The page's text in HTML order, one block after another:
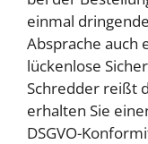
einmal
Absprache auch
lückenlose
Schredder reißt
erhalten Sie
DSGVO-